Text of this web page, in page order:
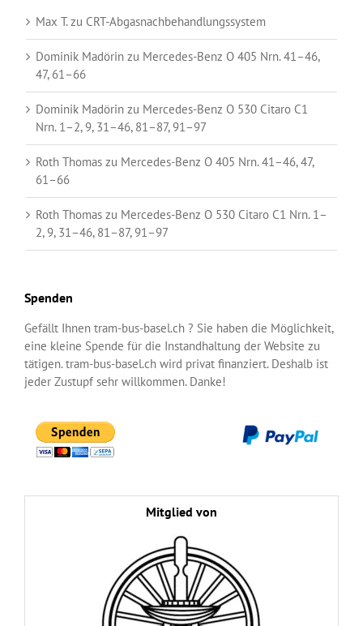
Max T.zu CRT-Abgasnachbehandlungssystem
Dominik Madörin zu Mercedes-Benz O 405 Nrn. 41–46,
47, 61–66
Dominik Madörin zu Mercedes-Benz O 530 Citaro C1
Nrn. 1–2, 9, 31–46, 81–87, 91–97
Roth Thomas zu Mercedes-Benz O 405 Nrn. 41–46, 47,
61–66
Roth Thomas zu Mercedes-Benz O 530 Citaro C1 Nrn. 1–
2, 9, 31–46, 81–87, 91–97
Spenden
Gefällt Ihnen tram-bus-basel.ch ? Sie haben die Möglichkeit,
eine kleine Spende für die Instandhaltung der Website zu
tätigen. tram-bus-basel.ch wird privat finanziert. Deshalb ist
jeder Zustupf sehr willkommen. Danke!
Mitglied von